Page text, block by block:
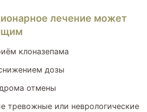
лечение может
клоназепама
дозы
отмены
тревожные или неврологические